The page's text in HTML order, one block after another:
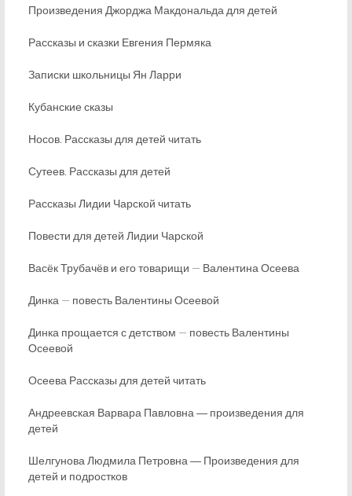
Произведения Джорджа Макдональда для детей
Рассказы и сказки Евгения Пермяка
Записки школьницы Ян Ларри
Кубанские сказы
Носов. Рассказы для детей читать
Сутеев. Рассказы для детей
Рассказы Лидии Чарской читать
Повести для детей Лидии Чарской
Васёк Трубачёв и его товарищи — Валентина Осеева
Динка — повесть Валентины Осеевой
Динка прощается с детством — повесть Валентины
Осеевой
Осеева Рассказы для детей читать
Андреевская Варвара Павловна ― произведения для
детей
Шелгунова Людмила Петровна ― Произведения для
детей и подростков